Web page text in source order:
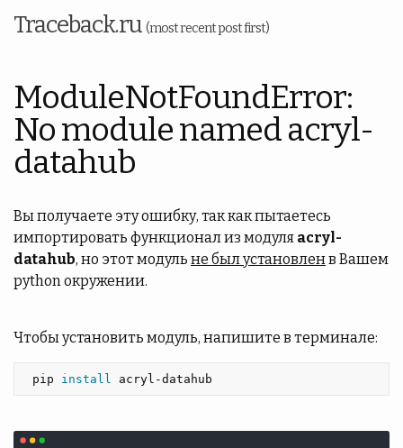
Traceback.ru (most recent post first)
ModuleNotFoundError:
No module named acryl-
datahub
Вы получаете эту ошибку, так как пытаетесь
импортировать функционал из модуля acryl-
datahub, но этот модуль не был установленв Вашем
python окружении.
Чтобы установить модуль, напишите в терминале:
pip install acryl-datahub